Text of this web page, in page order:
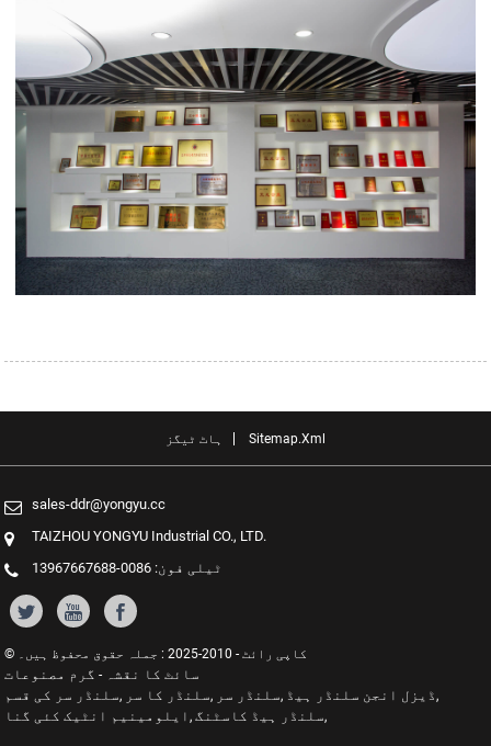
ہاٹ ٹیگز Sitemap.xml
sales-ddr@yongyu.cc
TAIZHOU YONGYU Industrial CO., LTD.
ٹیلی فون: 0086-13967667688
© کاپی رائٹ - 2010-2025 : جملہ حقوق محفوظ ہیں۔
گرم مصنوعات - سائٹ کا نقشہ
سلنڈر سر کی قسم, سلنڈر کا سر, سلنڈر سر, ڈیزل انجن سلنڈر ہیڈ,
ایلومینیم انٹیک کئی گنا,سلنڈر ہیڈ کاسٹنگ,